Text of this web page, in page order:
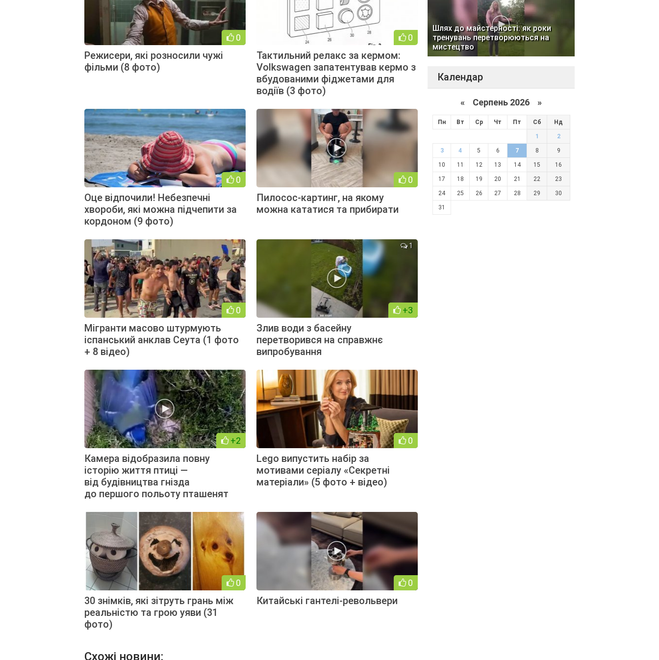
0
Режисери, які розносили чужі
фільми (8 фото)
0
Тактильний релакс за кермом:
Volkswagen запатентував кермо з
вбудованими фіджетами для
водіїв (3 фото)
0
Оце відпочили! Небезпечні
хвороби, які можна підчепити за
кордоном (9 фото)
0
Пилосос-картинг, на якому
можна кататися та прибирати
0
Мігранти масово штурмують
іспанський анклав Сеута (1 фото
+ 8 відео)
+3
1
Злив води з басейну
перетворився на справжнє
випробування
+2
Камера відобразила повну
історію життя птиці —
від будівництва гнізда
до першого польоту пташенят
0
Lego випустить набір за
мотивами серіалу «Секретні
матеріали» (5 фото + відео)
0
30 знімків, які зітруть грань між
реальністю та грою уяви (31
фото)
0
Китайські гантелі-револьвери
Шлях до майстерності: як роки
тренувань перетворюються на
мистецтво
Календар
« Серпень 2026 »
Пн Вт Ср Чт Пт Сб Нд
1 2
3 4 5 6 7 8 9
10 11 12 13 14 15 16
17 18 19 20 21 22 23
24 25 26 27 28 29 30
31
Схожі новини: